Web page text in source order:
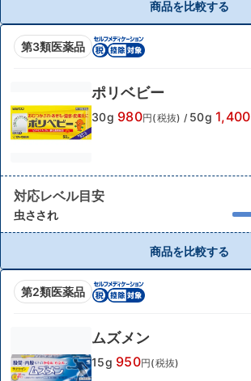
商品を比較する
第3類医薬品
ポリベビー
30g 980円(税抜) / 50g 1,400
対応レベル目安
虫さされ
商品を比較する
第2類医薬品
ムズメン
15g 950円(税抜)